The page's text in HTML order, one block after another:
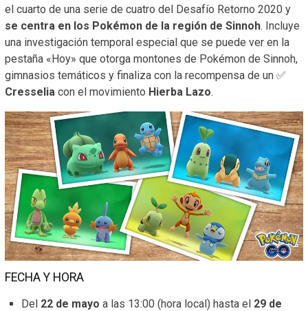
el cuarto de una serie de cuatro del Desafío Retorno 2020 y
se centra en los Pokémon de la región de Sinnoh. Incluye
una investigación temporal especial que se puede ver en la
pestaña «Hoy» que otorga montones de Pokémon de Sinnoh,
gimnasios temáticos y finaliza con la recompensa de un ✅
Cresselia con el movimiento Hierba Lazo.
FECHA Y HORA
Del 22 de mayo a las 13:00 (hora local) hasta el 29 de